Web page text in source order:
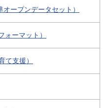
ープンデータセット）
ーマット）
て支援）